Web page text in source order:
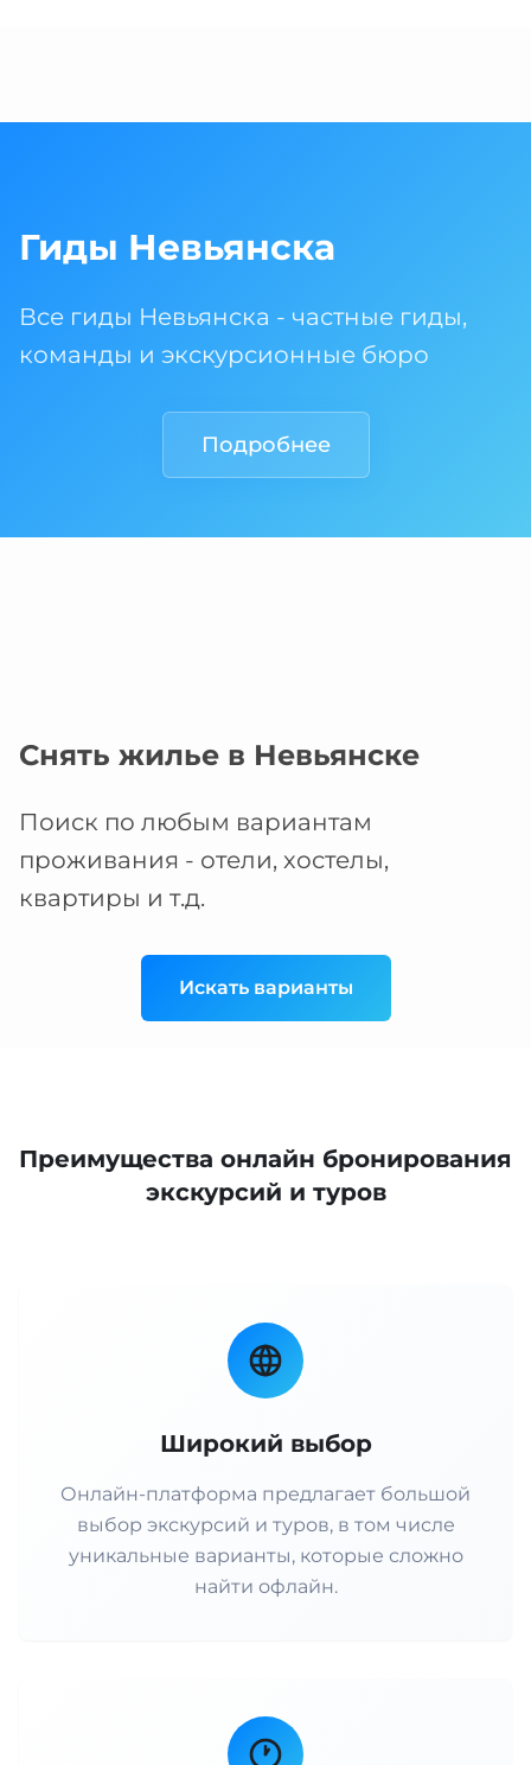
Гиды Невьянска
Все гиды Невьянска - частные гиды,
команды и экскурсионные бюро
Подробнее
Снять жилье в Невьянске
Поиск по любым вариантам
проживания - отели, хостелы,
квартиры и т.д.
Искать варианты
Преимущества онлайн бронирования
экскурсий и туров
Широкий выбор
Онлайн-платформа предлагает большой
выбор экскурсий и туров, в том числе
уникальные варианты, которые сложно
найти офлайн.